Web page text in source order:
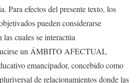
Para efectos del presente texto, los
pueden considerarse
las cuales se interactúa
un ÁMBITO AFECTUAL
emancipador, concebido como
de relacionamientos donde las